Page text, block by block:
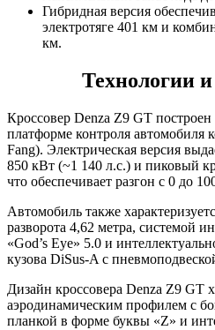
Гибридная версия
электротяге 401 км и
км.
Технологии
Кроссовер Denza Z9 GT построен
платформе контроля автомобиля
Fang). Электрическая версия
850 кВт (~1 140 л.с.) и пиковый
что обеспечивает разгон с 0 до
Автомобиль также
разворота 4,62 метра, системой
«God’s Eye» 5.0 и
кузова DiSus-A с
Дизайн кроссовера Denza Z9 GT
аэродинамическим профилем с
планкой в форме буквы «Z» и